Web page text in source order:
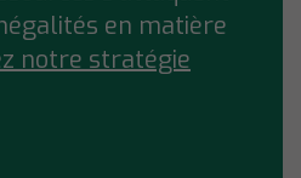
en matière
notre stratégie